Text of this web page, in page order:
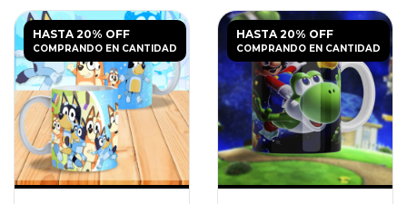
HASTA 20% OFF
COMPRANDO EN CANTIDAD
HASTA 20% OFF
COMPRANDO EN CANTIDAD